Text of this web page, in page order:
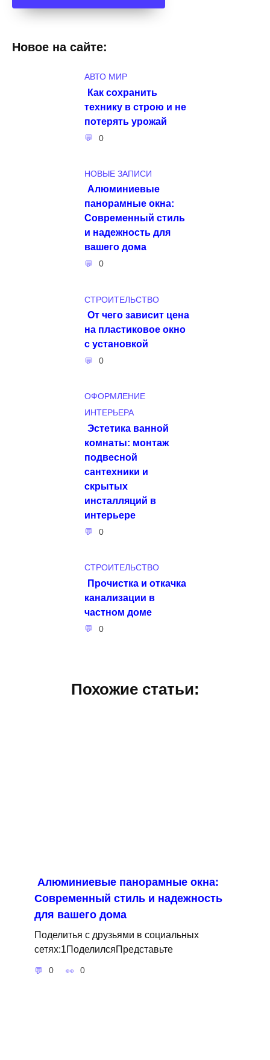
Новое на сайте:
АВТО МИР
Как сохранить
технику в строю и не
потерять урожай
0
НОВЫЕ ЗАПИСИ
Алюминиевые
панорамные окна:
Современный стиль
и надежность для
вашего дома
0
СТРОИТЕЛЬСТВО
От чего зависит цена
на пластиковое окно
с установкой
0
ОФОРМЛЕНИЕ
ИНТЕРЬЕРА
Эстетика ванной
комнаты: монтаж
подвесной
сантехники и
скрытых
инсталляций в
интерьере
0
СТРОИТЕЛЬСТВО
Прочистка и откачка
канализации в
частном доме
0
Похожие статьи:
Алюминиевые панорамные окна:
Современный стиль и надежность
для вашего дома
Поделитья с друзьями в социальных
сетях:1ПоделилсяПредставьте
0 0